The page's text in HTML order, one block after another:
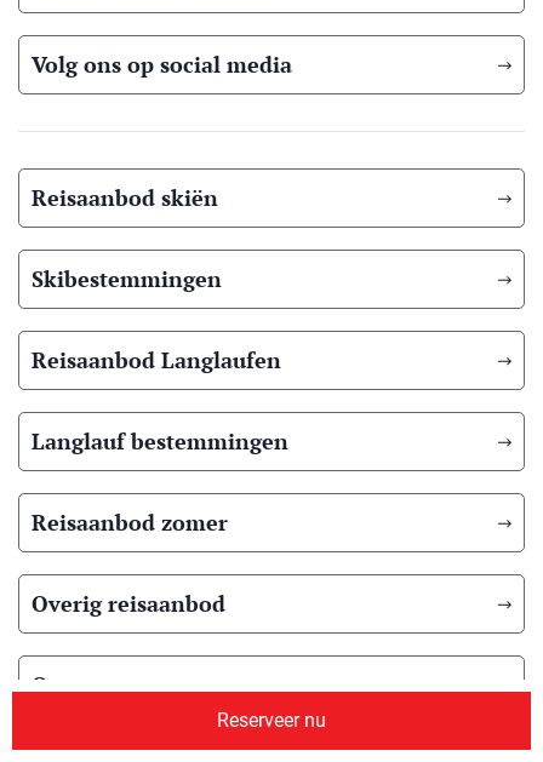
Reserveer nu
Volg ons op social media
Reisaanbod skiën
Skibestemmingen
Reisaanbod Langlaufen
Langlauf bestemmingen
Reisaanbod zomer
Overig reisaanbod
Over ons